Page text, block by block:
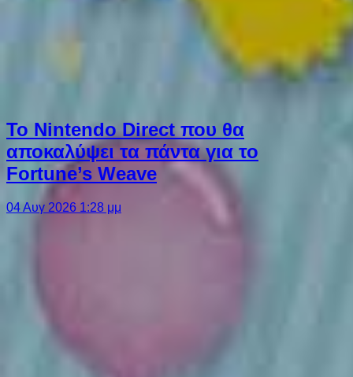
Το Nintendo Direct που θα
αποκαλύψει τα πάντα για το
Fortune’s Weave
04 Αυγ 2026 1:28 μμ